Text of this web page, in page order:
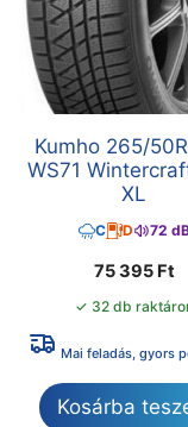
Kumho 265/
WS71
XL
C D 72
75 395 Ft
✓ 32 db
Mai feladás, gyors
Kosárba